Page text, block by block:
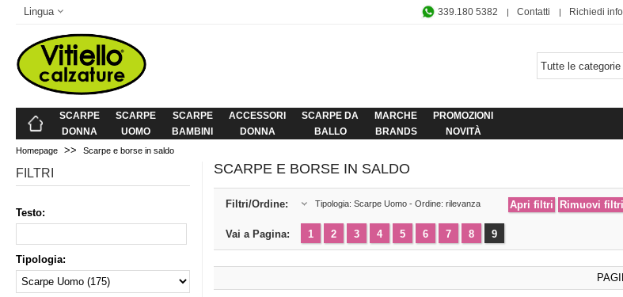
Lingua 339.180 5382 Contatti Richiedi
SCARPE
DONNA
SCARPE
UOMO
SCARPE
BAMBINI
ACCESSORI
DONNA
SCARPE DA
BALLO
MARCHE
BRANDS
PROMOZIONI
NOVITÀ
Homepage >> Scarpe e borse in saldo
FILTRI
Testo:
Tipologia:
SCARPE E BORSE IN SALDO
Filtri/Ordine: Tipologia: Scarpe Uomo - Ordine: rilevanza
Vai a Pagina: 1 2 3 4 5 6 7 8 9